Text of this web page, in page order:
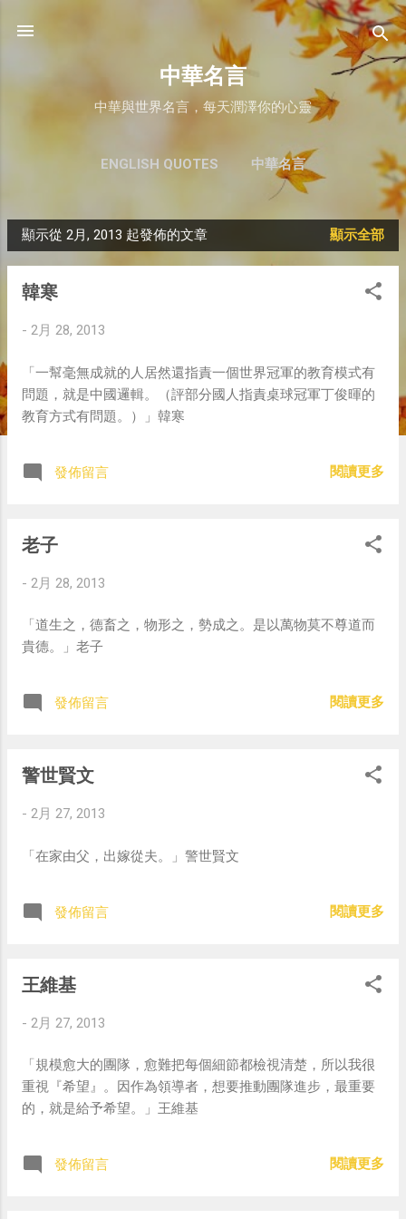
中華名言
中華與世界名言，每天潤澤你的心靈
ENGLISH QUOTES 中華名言
文
章
顯示從 2月, 2013 起發佈的文章 顯示全部
韓寒
- 2月 28, 2013
「一幫毫無成就的人居然還指責一個世界冠軍的教育模式有
問題，就是中國邏輯。（評部分國人指責桌球冠軍丁俊暉的
教育方式有問題。）」韓寒
發佈留言 閱讀更多
老子
- 2月 28, 2013
「道生之，德畜之，物形之，勢成之。是以萬物莫不尊道而
貴德。」老子
發佈留言 閱讀更多
警世賢文
- 2月 27, 2013
「在家由父，出嫁從夫。」警世賢文
發佈留言 閱讀更多
王維基
- 2月 27, 2013
「規模愈大的團隊，愈難把每個細節都檢視清楚，所以我很
重視『希望』。因作為領導者，想要推動團隊進步，最重要
的，就是給予希望。」王維基
發佈留言 閱讀更多